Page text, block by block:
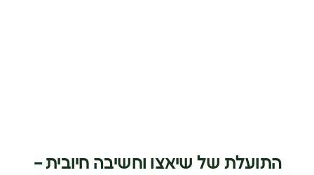
התועלת של שיאצו וחשיבה חיובית –